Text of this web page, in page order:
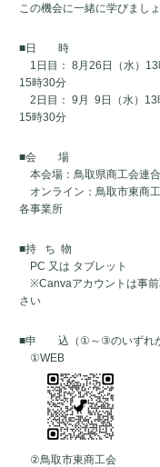
この機会に一緒に学びましょ
■日 時
1 日目： 8月26 日（水） 13
15時30分
2 日目： 9 月 9 日（水） 13
15時30分
■会 場
本会場：鳥取県商工会連
オンライン：鳥取市東商
各事業所
■持 ち 物
PC 又は タブレット
※Canvaアカウントは事
さい
■申 込（ ① ～ ③のいずれ
①WEB
②鳥取市東商工会